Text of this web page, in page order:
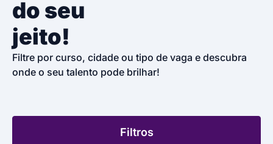
do seu
jeito!
Filtre por curso, cidade ou tipo de vaga e descubra
onde o seu talento pode brilhar!
Filtros